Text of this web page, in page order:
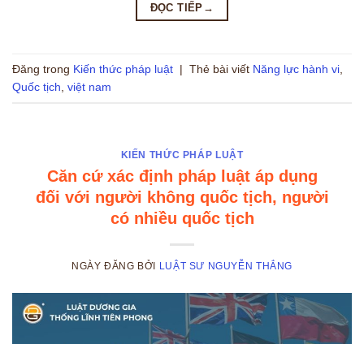
ĐỌC TIẾP →
Đăng trong Kiến thức pháp luật | Thẻ bài viết Năng lực hành vi
Quốc tịch việt nam
KIẾN THỨC PHÁP LUẬT
Căn cứ xác định pháp luật áp dụng
đối với người không quốc tịch, người
có nhiều quốc tịch
NGÀY ĐĂNG BỞI LUẬT SƯ NGUYỄN THẮNG